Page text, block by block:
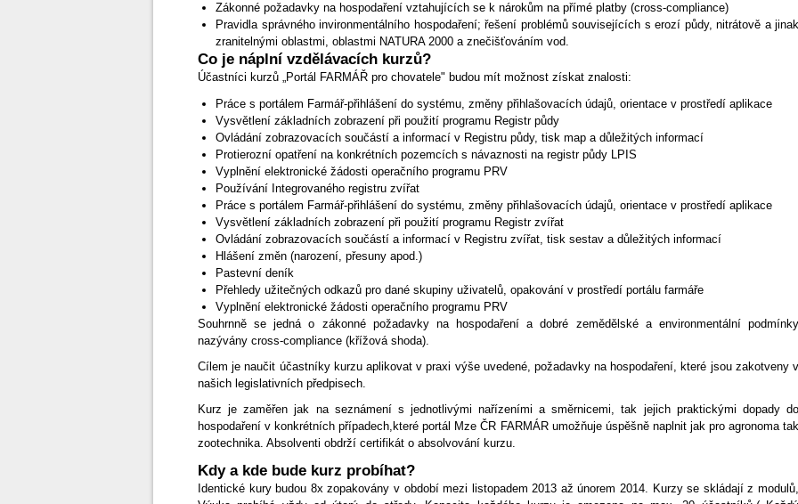
Zákonné požadavky na hospodaření vztahujících se k nárokům na přímé platby (cross-compliance)
Pravidla správného invironmentálního hospodaření; řešení problémů souvisejících s erozí půdy, nitrátově a jinak
zranitelnými oblastmi, oblastmi NATURA 2000 a znečišťováním vod.
Co je náplní vzdělávacích kurzů?
Účastníci kurzů „Portál FARMÁŘ pro chovatele" budou mít možnost získat znalosti:
Práce s portálem Farmář-přihlášení do systému, změny přihlašovacích údajů, orientace v prostředí aplikace
Vysvětlení základních zobrazení při použití programu Registr půdy
Ovládání zobrazovacích součástí a informací v Registru půdy, tisk map a důležitých informací
Protierozní opatření na konkrétních pozemcích s návaznosti na registr půdy LPIS
Vyplnění elektronické žádosti operačního programu PRV
Používání Integrovaného registru zvířat
Práce s portálem Farmář-přihlášení do systému, změny přihlašovacích údajů, orientace v prostředí aplikace
Vysvětlení základních zobrazení při použití programu Registr zvířat
Ovládání zobrazovacích součástí a informací v Registru zvířat, tisk sestav a důležitých informací
Hlášení změn (narození, přesuny apod.)
Pastevní deník
Přehledy užitečných odkazů pro dané skupiny uživatelů, opakování v prostředí portálu farmáře
Vyplnění elektronické žádosti operačního programu PRV
Souhrnně se jedná o zákonné požadavky na hospodaření a dobré zemědělské a environmentální podmínky
nazývány cross-compliance (křížová shoda).
Cílem je naučit účastníky kurzu aplikovat v praxi výše uvedené, požadavky na hospodaření, které jsou zakotveny v
našich legislativních předpisech.
Kurz je zaměřen jak na seznámení s jednotlivými nařízeními a směrnicemi, tak jejich praktickými dopady do
hospodaření v konkrétních případech,které portál Mze ČR FARMÁR umožňuje úspěšně naplnit jak pro agronoma tak
zootechnika. Absolventi obdrží certifikát o absolvování kurzu.
Kdy a kde bude kurz probíhat?
Identické kury budou 8x zopakovány v období mezi listopadem 2013 až únorem 2014. Kurzy se skládají z modulů,